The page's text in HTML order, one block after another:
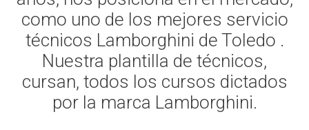
como uno de los mejores servicio
técnicos Lamborghini de Toledo .
Nuestra plantilla de técnicos,
cursan, todos los cursos dictados
por la marca Lamborghini.